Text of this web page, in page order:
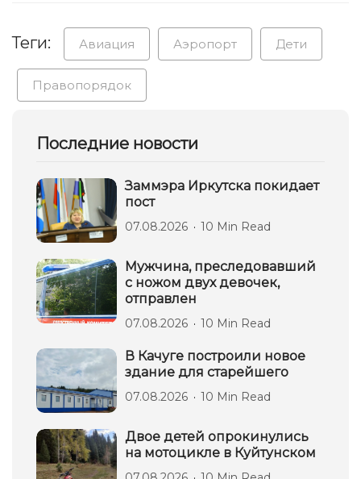
Теги: Авиация Аэропорт Дети
Правопорядок
Последние новости
Заммэра Иркутска покидает
пост
07.08.2026 10 Min Read
Мужчина, преследовавший
с ножом двух девочек,
отправлен
07.08.2026 10 Min Read
В Качуге построили новое
здание для старейшего
07.08.2026 10 Min Read
Двое детей опрокинулись
на мотоцикле в Куйтунском